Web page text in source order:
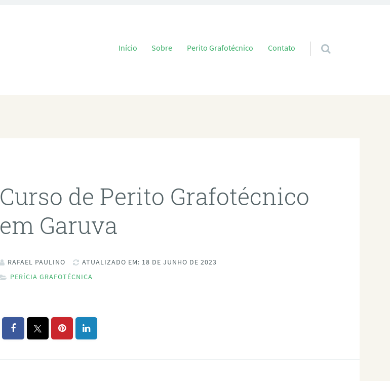
Pular para o conteúdo
Início Sobre Perito Grafotécnico Contato
Curso de Perito Grafotécnico
em Garuva
RAFAEL PAULINO
ATUALIZADO EM: 18 DE JUNHO DE 2023
PERÍCIA GRAFOTÉCNICA